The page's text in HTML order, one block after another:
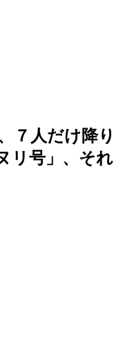
７人だけ降り
リ号」、それ